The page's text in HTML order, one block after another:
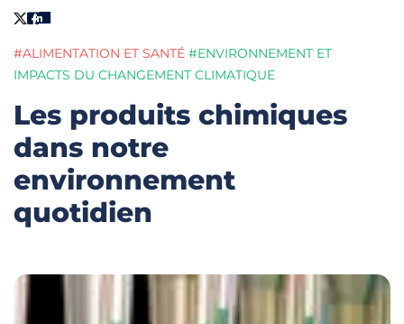
#ALIMENTATION ET SANTÉ #ENVIRONNEMENT ET
IMPACTS DU CHANGEMENT CLIMATIQUE
Les produits chimiques
dans notre
environnement
quotidien